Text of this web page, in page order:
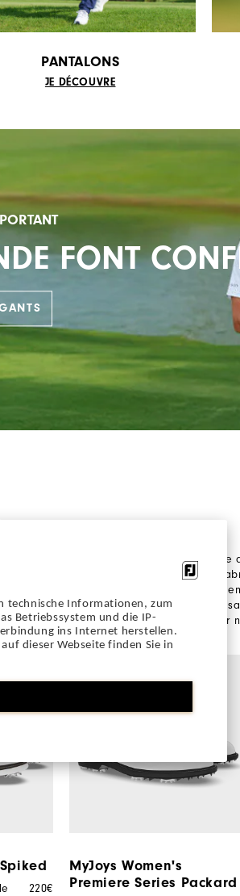
technische Informationen, zum
Betriebssystem und die IP-
ins Internet herstellen.
dieser Webseite finden Sie in
PANTALONS
JE DÉCOUVRE
FONT
à la grande variété de cuirs haut de
Chaque paire de chaussures MyJoys est
soient uniques, comme vous l'êtes.
de choix de chaussures avec crampons,
pour les modèles pré-configurés par
220€
MyJoys Women's
Premiere Series Packard